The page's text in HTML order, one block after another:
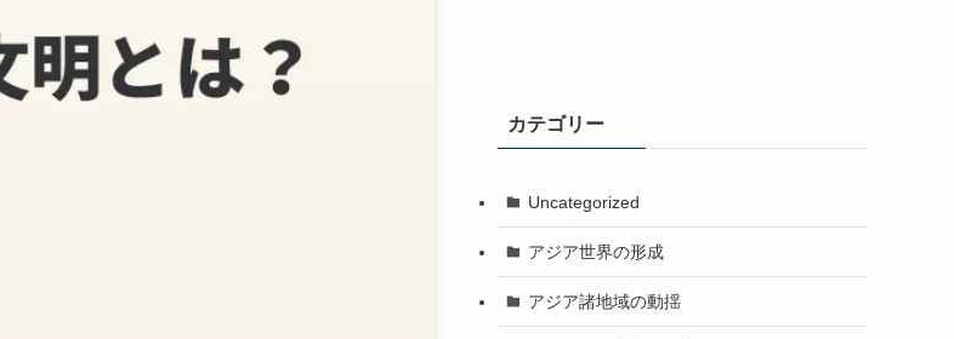
カテゴリー
Uncategorized
アジア世界の形成
アジア諸地域の動揺